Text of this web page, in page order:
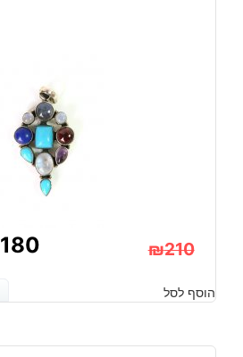
₪210
המקורי
היה:
180
הנוכחי
הוא:
הוסף לסל